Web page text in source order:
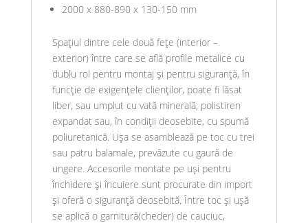
2000 x 880-890 x 130-150 mm
Spațiul dintre cele două fețe (interior –
exterior) între care se află profile metalice cu
dublu rol pentru montaj și pentru siguranță, în
funcție de exigențele clienților, poate fi lăsat
liber, sau umplut cu vată minerală, polistiren
expandat sau, în condiții deosebite, cu spumă
poliuretanică. Ușa se asamblează pe toc cu trei
sau patru balamale, prevăzute cu gaură de
ungere. Accesorile montate pe uși pentru
închidere și încuiere sunt procurate din import
și oferă o siguranță deosebită. Între toc și ușă
se aplică o garnitură(cheder) de cauciuc,